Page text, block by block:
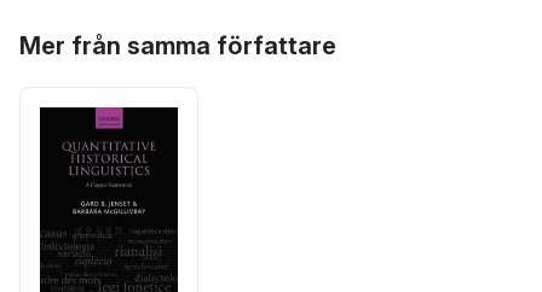
Mer från samma författare